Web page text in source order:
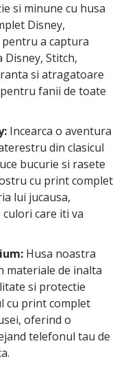
si minune cu husa
Disney,
a captura
Stitch,
si atragatoare
fanii de toate
Incearca o aventura
din clasicul
bucurie si rasete
cu print complet
lui jucausa,
care iti va
Husa noastra
materiale de inalta
si protectie
cu print complet
oferind o
telefonul tau de